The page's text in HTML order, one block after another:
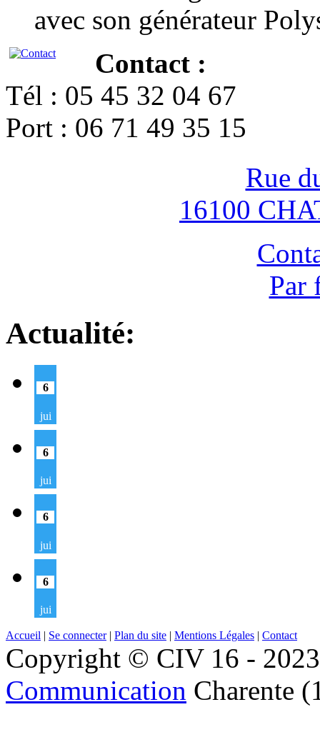
avec son générateur
Contact :
Tél : 05 45 32 04 67
Port : 06 71 49 35 15
Rue
16100
Par
Actualité:
6
jui
6
jui
6
jui
6
jui
Accueil | Se connecter| Plan du site | Mentions Légales | Contact
Copyright © CIV 16 -
Communication Charente